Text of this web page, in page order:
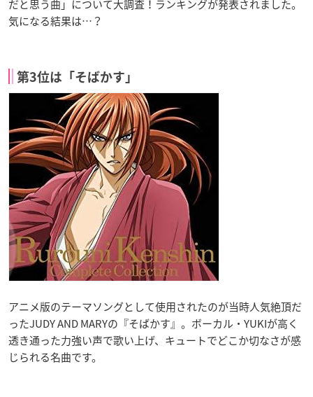
だと思う曲」について大調査！ランキングが発表されました。
気になる結果は…？
第3位は「そばかす」
アニメ版のテーマソングとして使用されたのが当時人気絶頂だ
ったJUDY AND MARYの『そばかす』。ボーカル・YUKIが高く
透き通った力強い声で歌い上げ、キュートでどこか切なさが感
じられる名曲です。